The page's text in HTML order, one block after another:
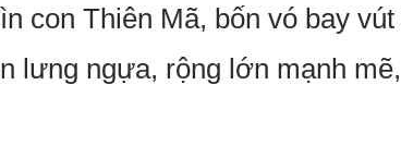
con Thiên Mã, bốn vó bay
lưng ngựa, rộng lớn mạnh